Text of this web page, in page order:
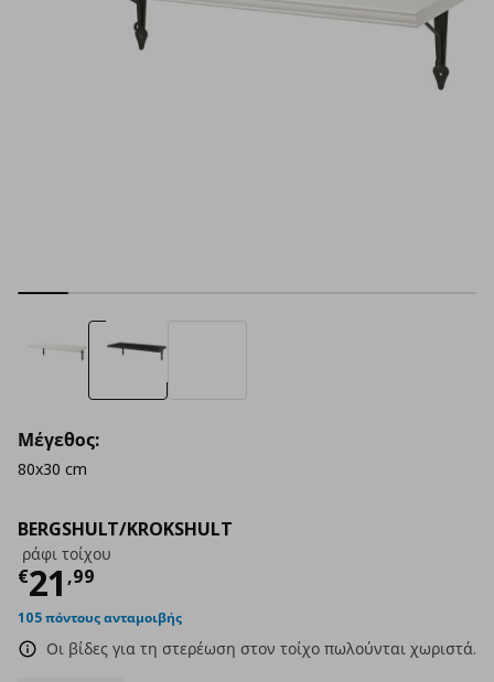
BERGSHULT/KROKSHULT
ράφι τοίχου
€21 ,99
Τρέχουσα τιμή
105 πόντους ανταμοιβής
Οι βίδες για τη στερέωση στον τοίχο πωλούνται χωριστά.
Μέγεθος:
80x30 cm